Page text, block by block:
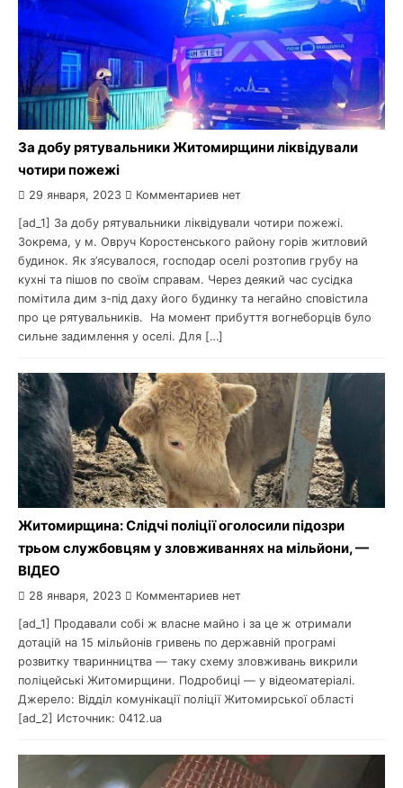
За добу рятувальники Житомирщини ліквідували
чотири пожежі
29 января, 2023 Комментариев нет
[ad_1] За добу рятувальники ліквідували чотири пожежі.
Зокрема, у м. Овруч Коростенського району горів житловий
будинок. Як з’ясувалося, господар оселі розтопив грубу на
кухні та пішов по своїм справам. Через деякий час сусідка
помітила дим з-під даху його будинку та негайно сповістила
про це рятувальників. На момент прибуття вогнеборців було
сильне задимлення у оселі. Для […]
Житомирщина: Слідчі поліції оголосили підозри
трьом службовцям у зловживаннях на мільйони, —
ВІДЕО
28 января, 2023 Комментариев нет
[ad_1] Продавали собі ж власне майно і за це ж отримали
дотацій на 15 мільйонів гривень по державній програмі
розвитку тваринництва — таку схему зловживань викрили
поліцейські Житомирщини. Подробиці — у відеоматеріалі.
Джерело: Відділ комунікації поліції Житомирської області
[ad_2] Источник: 0412.ua